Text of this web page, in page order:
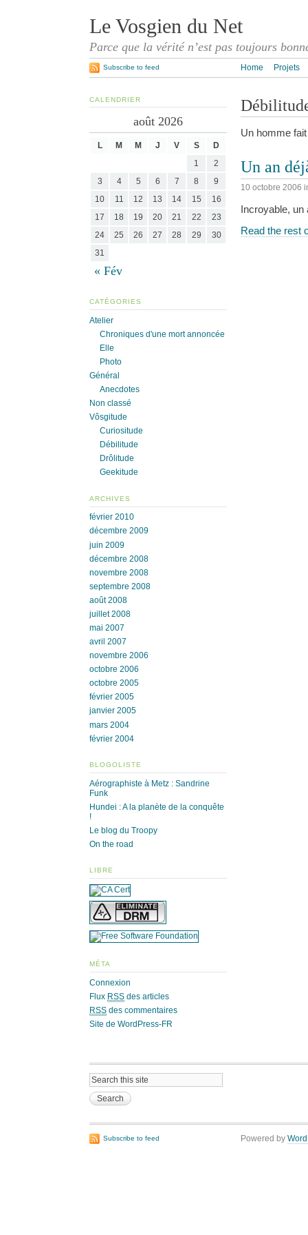
Le Vosgien du Net
Parce que la vérité n’est pas toujours
Home Projets
Subscribe to feed
Un homme
Un an
10 octobre 2006
Incroyable,
Read the rest
CALENDRIER
août 2026
L M M J V S D
« Fév
1
2
3
4 5 6 7 8
9
10
11 12 13 14 15
16
17
18 19 20 21 22
23
24
25 26 27 28 29
30
31
CATÉGORIES
Atelier
Chroniques d'une mort annoncée
Elle
Photo
Général
Anecdotes
Non classé
Vôsgitude
Curiositude
Débilitude
Drôlitude
Geekitude
ARCHIVES
février 2010
décembre 2009
juin 2009
décembre 2008
novembre 2008
septembre 2008
août 2008
juillet 2008
mai 2007
avril 2007
novembre 2006
octobre 2006
octobre 2005
février 2005
janvier 2005
mars 2004
février 2004
BLOGOLISTE
Aérographiste à Metz : Sandrine
Funk
Hundei : A la planète de la conquête
!
Le blog du Troopy
On the road
LIBRE
MÉTA
Connexion
Flux RSS des articles
RSS des commentaires
Site de WordPress-FR
Subscribe to feed Powered by